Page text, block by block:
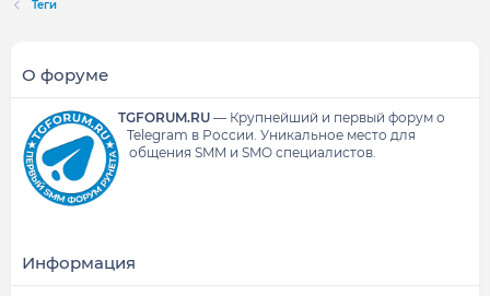
Теги
О форуме
TGFORUM.RU— Крупнейший и первый форум о
Telegram в России. Уникальное место для
общения SMM и SMO специалистов.
Информация